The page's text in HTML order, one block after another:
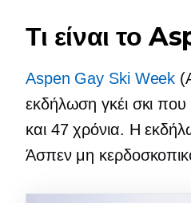
Τι είναι το
Aspen Gay Ski Week
εκδήλωση γκέι σκι
και 47 χρόνια. Η
Άσπεν μη